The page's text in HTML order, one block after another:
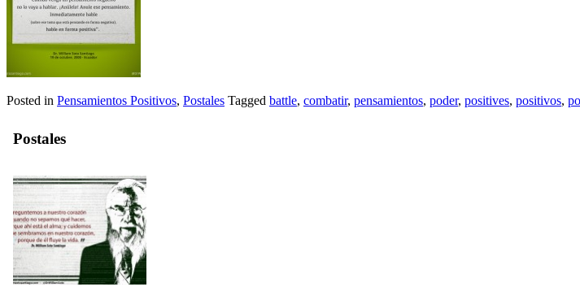
Posted in Pensamientos Positivos, Postales Tagged battle, combatir, pensamientos, poder, positives, positivos,
Postales